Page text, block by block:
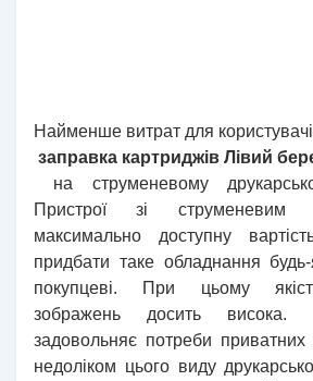
Найменше витрат для
заправка картриджів Лівий
на струменевому
Пристрої зі струменевим
максимально доступну
придбати таке обладнання
покупцеві. При цьому
зображень досить висока.
задовольняє потреби приватних
недоліком цього виду